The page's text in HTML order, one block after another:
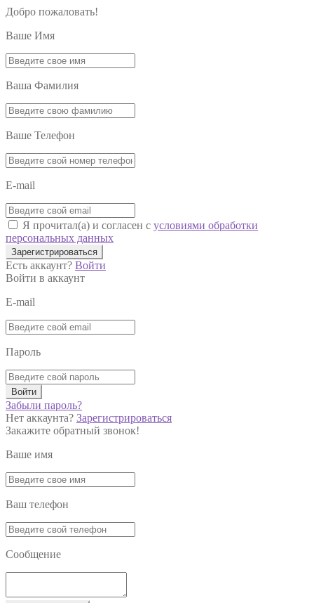
Добро пожаловать!
Ваше Имя
Ваша Фамилия
Ваше Телефон
E-mail
Я прочитал(а) и согласен с условиями обработки
персональных данных
Зарегистрироваться
Есть аккаунт? Войти
Войти в аккаунт
E-mail
Пароль
Войти
Забыли пароль?
Нет аккаунта? Зарегистрироваться
Закажите обратный звонок!
Ваше имя
Ваш телефон
Сообщение